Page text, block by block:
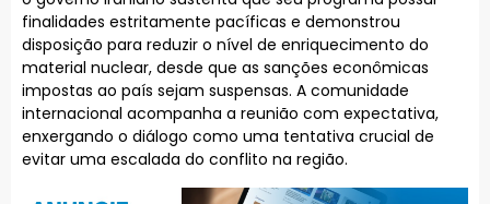
finalidades estritamente pacíficas e demonstrou
disposição para reduzir o nível de enriquecimento do
material nuclear, desde que as sanções econômicas
impostas ao país sejam suspensas. A comunidade
internacional acompanha a reunião com expectativa,
enxergando o diálogo como uma tentativa crucial de
evitar uma escalada do conflito na região.